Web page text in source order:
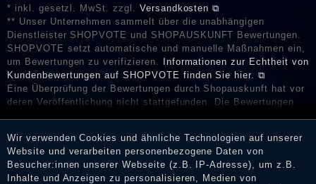
* inkl. gesetzl. MwSt. zzgl. Versandkosten ⧉
** Unser Unternehmen sammelt über die unabhängigen
Dienstleister SHOPVOTE und SHOPAUSKUNFT Bewertungen.
SHOPVOTE setzt automatische und manuelle Maßnahmen ein,
um Bewertungen zu verifizieren.
Informationen zur Echtheit von
Kundenbewertungen auf SHOPVOTE finden Sie hier. ⧉
Eine Überprüfung der Bewertungen durch Shopauskunft hat vor
deren Veröffentlichung nicht stattgefunden. Die Bewertungen
Erhalt einer Benachrichtigungs-E-Mail können Händler die
Bewertungen verifizieren und über die erfolgte Verifizierung im
Shop informieren.
Wir verwenden Cookies und ähnliche Technologien auf unserer
Website und verarbeiten personenbezogene Daten von
Besucher:innen unserer Webseite (z.B. IP-Adresse), um z.B.
Inhalte und Anzeigen zu personalisieren, Medien von